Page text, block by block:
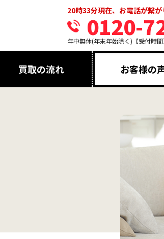
20時33分現在、お電話が繋
0120-
年中無休(年末年始除く)【受付時
買取の流れ お客様の